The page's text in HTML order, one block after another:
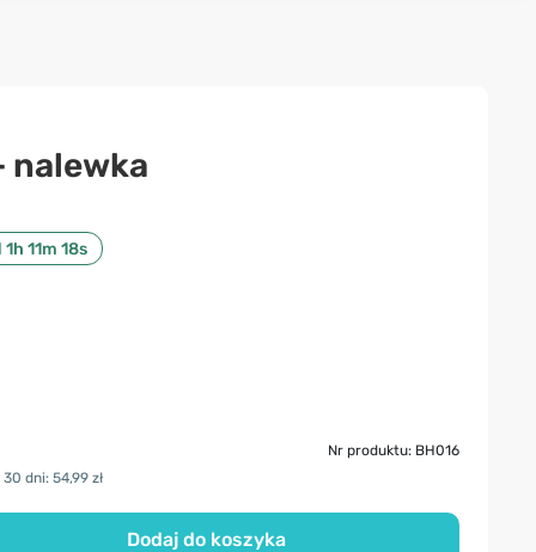
nalewka
1h 11m 17s
Nr produktu: BH016
dni: 54,99 zł
Dodaj do koszyka